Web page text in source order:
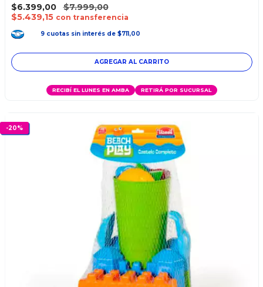
$6.399,00
$7.999,00
$5.439,15 con transferencia
9 cuotas sin interés de $711,00
RECIBÍ EL LUNES EN AMBA RETIRÁ POR SUCURSAL
-20%